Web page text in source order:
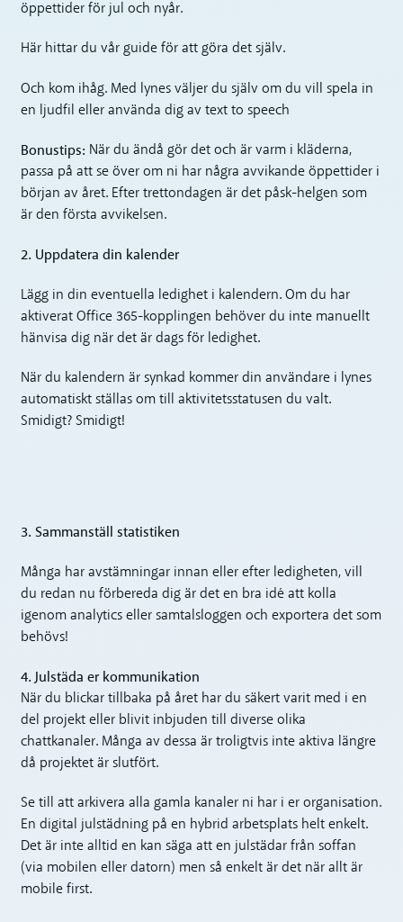
öppettider för jul och nyår.
Här hittar du vår guide för att göra det själv.
Och kom ihåg. Med lynes väljer du själv om du vill spela in
en ljudfil eller använda dig av text to speech
Bonustips: När du ändå gör det och är varm i kläderna,
passa på att se över om ni har några avvikande öppettider i
början av året. Efter trettondagen är det påsk-helgen som
är den första avvikelsen.
2. Uppdatera din kalender
Lägg in din eventuella ledighet i kalendern. Om du har
aktiverat Office 365-kopplingen behöver du inte manuellt
hänvisa dig när det är dags för ledighet.
När du kalendern är synkad kommer din användare i lynes
automatiskt ställas om till aktivitetsstatusen du valt.
Smidigt? Smidigt!
3. Sammanställ statistiken
Många har avstämningar innan eller efter ledigheten, vill
du redan nu förbereda dig är det en bra idé att kolla
igenom analytics eller samtalsloggen och exportera det som
behövs!
4. Julstäda er kommunikation
När du blickar tillbaka på året har du säkert varit med i en
del projekt eller blivit inbjuden till diverse olika
chattkanaler. Många av dessa är troligtvis inte aktiva längre
då projektet är slutfört.
Se till att arkivera alla gamla kanaler ni har i er organisation.
En digital julstädning på en hybrid arbetsplats helt enkelt.
Det är inte alltid en kan säga att en julstädar från soffan
(via mobilen eller datorn) men så enkelt är det när allt är
mobile first.